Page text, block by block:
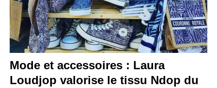
Mode et accessoires : Laura
Loudjop valorise le tissu Ndop du